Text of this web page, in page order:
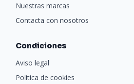
Nuestras marcas
Contacta con nosotros
Condiciones
Aviso legal
Política de cookies